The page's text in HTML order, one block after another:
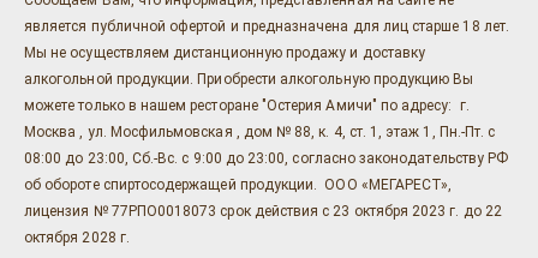
является публичной офертой и предназначена для лиц старше 18 лет.
Мы не осуществляем дистанционную продажу и доставку
алкогольной продукции. Приобрести алкогольную продукцию Вы
можете только в нашем ресторане "Остерия Амичи" по адресу: г.
Москва , ул. Мосфильмовская , дом № 88, к. 4, ст. 1, этаж 1, Пн.-Пт. с
08:00 до 23:00, Сб.-Вс. с 9:00 до 23:00, согласно законодательству РФ
об обороте спиртосодержащей продукции. ООО «МЕГАРЕСТ»,
лицензия № 77РПО0018073 срок действия с 23 октября 2023 г. до 22
октября 2028 г.